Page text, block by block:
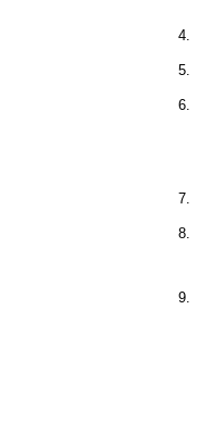
4.
5.
6.
7.
8.
9.